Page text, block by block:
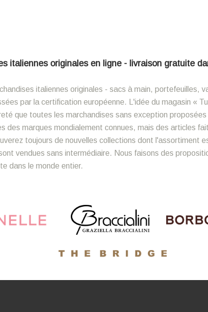
italiennes originales en ligne - livraison gratuite
italiennes originales - sacs à main, portefeuilles,
par la certification européenne. L'idée du magasin «
que toutes les marchandises sans exception
des marques mondialement connues, mais des articles
toujours de nouvelles collections dont l'assortiment
vendues sans intermédiaire. Nous faisons des
dans le monde entier.